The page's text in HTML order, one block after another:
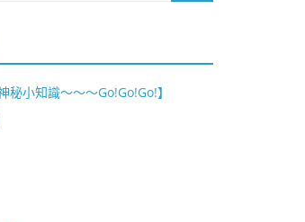
秘小知識～～～Go!Go!Go!】